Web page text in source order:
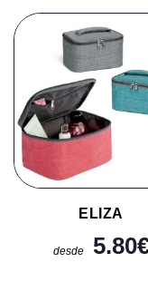
ELIZA
desde 5.80